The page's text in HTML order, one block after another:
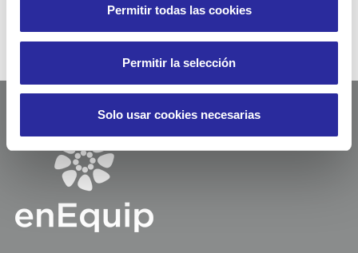
Permitir todas las cookies
Permitir la selección
Solo usar cookies necesarias